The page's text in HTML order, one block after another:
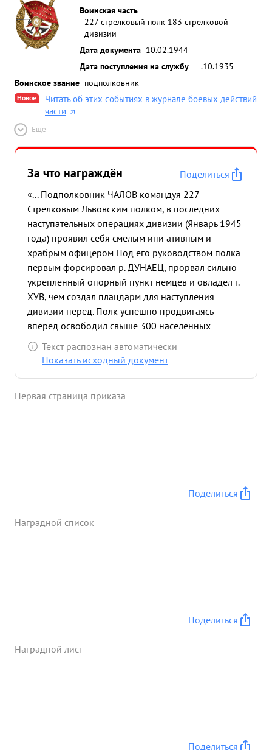
Воинская часть
227 стрелковый полк 183 стрелковой
дивизии
Дата документа 10.02.1944
Дата поступления на службу
__.10.1935
Воинское звание подполковник
Новое
Читать об этих событиях в журнале боевых действий
части
Ещё
За что награждён
Поделиться
«... Подполковник ЧАЛОВ командуя 227
Стрелковым Львовским полком, в последних
наступательных операциях дивизии (Январь 1945
года) проявил себя смелым ини ативным и
храбрым офицером Под его руководством полка
первым форсировал р. ДУНАЕЦ, прорвал сильно
укрепленный опорный пункт немцев и овладел г.
ХУВ, чем создал плацдарм для наступления
дивизии перед. Полк успешно продвигаясь
вперед освободил свыше 300 населенных
пунктов, в том чилсе города: :м. БЕЧ ВИСНИЧ
НОВЫ БОХНЯ, ВЕЛИЧКА и Ж.Д. станция ВЕЛИНКА
рискуя своей и знью, личном руководил под
пулеметов 10 бронетранспортеров, 460 повозок с
склад с продово вольствием 2-75 мм орудия, 23
Текст распознан автоматически
Показать исходный документ
Первая страница приказа
Поделиться
Наградной список
Поделиться
Наградной лист
Поделиться